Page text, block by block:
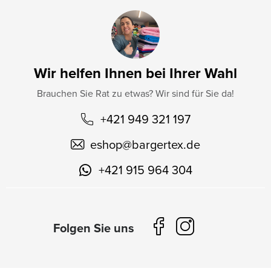
Wir helfen Ihnen bei Ihrer Wahl
Brauchen Sie Rat zu etwas? Wir sind für Sie da!
+421 949 321 197
eshop@bargertex.de
+421 915 964 304